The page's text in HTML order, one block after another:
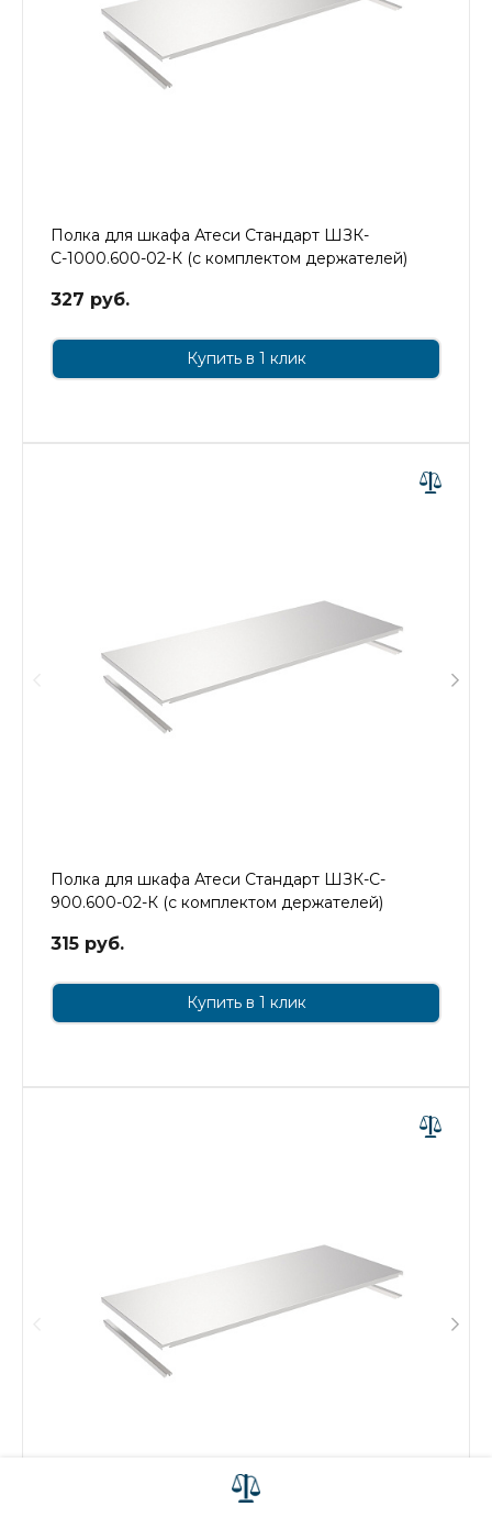
Полка для шкафа Атеси Стандарт ШЗК-
С-1000.600-02-К (с комплектом держателей)
327 руб.
Купить в 1 клик
Полка для шкафа Атеси Стандарт ШЗК-С-
900.600-02-К (с комплектом держателей)
315 руб.
Купить в 1 клик